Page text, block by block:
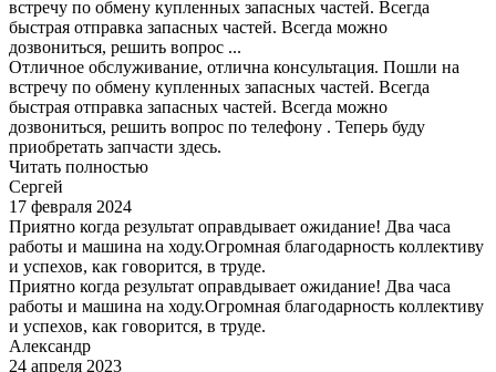
встречу по обмену купленных запасных частей. Всегда
быстрая отправка запасных частей. Всегда можно
дозвониться, решить вопрос ...
Отличное обслуживание, отлична консультация. Пошли на
встречу по обмену купленных запасных частей. Всегда
быстрая отправка запасных частей. Всегда можно
дозвониться, решить вопрос по телефону . Теперь буду
приобретать запчасти здесь.
Читать полностью
Сергей
17 февраля 2024
Приятно когда результат оправдывает ожидание! Два часа
работы и машина на ходу.Огромная благодарность коллективу
и успехов, как говорится, в труде.
Приятно когда результат оправдывает ожидание! Два часа
работы и машина на ходу.Огромная благодарность коллективу
и успехов, как говорится, в труде.
Александр
24 апреля 2023